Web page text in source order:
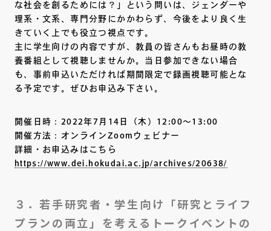
な社会を創るためには？」という問いは、ジェンダーや
理系・文系、専門分野にかかわらず、今後をより良く生
きていく上でも役立つ視点です。
主に学生向けの内容ですが、教員の皆さんもお昼時の教
養番組として視聴しませんか。当日参加できない場合
も、事前申込いただければ期間限定で録画視聴可能とな
る予定です。ぜひお申込み下さい。
開催日時：2022年7月14日（木）12:00～13:00
開催方法：オンラインZoomウェビナー
詳細・お申込みはこちら
https://www.dei.hokudai.ac.jp/archives/20638/
３．若手研究者・学生向け「研究とライフ
プランの両立」を考えるトークイベントの